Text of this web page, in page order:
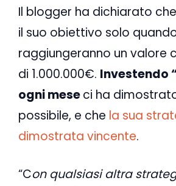
Il blogger ha dichiarato
il suo obiettivo solo
raggiungeranno un valore
di 1.000.000€. Investendo
ogni meseci ha
possibile, e che la sua
dimostrata vincente.
“Con qualsiasi altra